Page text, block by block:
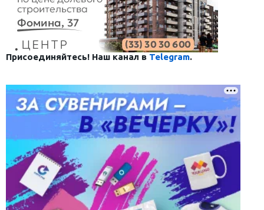
Присоединяйтесь! Наш канал в Telegram.